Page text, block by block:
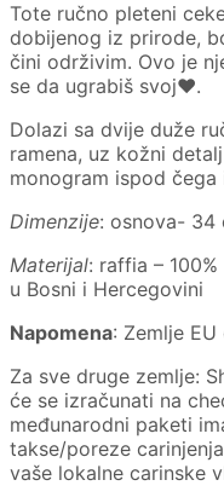
Tote ručno pleteni
dobijenog iz prirode,
čini održivim. Ovo je
se da ugrabiš svoj♥️.
Dolazi sa dvije duže
ramena, uz kožni
monogram ispod
Dimenzije: osnova- 34
Materijal: raffia –
u Bosni i Hercegovini
Napomena: Zemlje
Za sve druge zemlje:
će se izračunati na
međunarodni paketi
takse/poreze
vaše lokalne carinske